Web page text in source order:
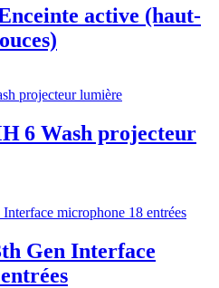
active (haut-
6 Wash projecteur
Gen Interface